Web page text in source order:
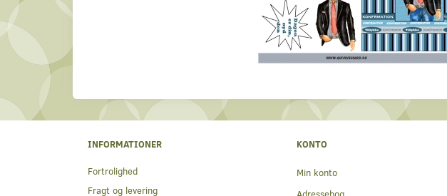
INFORMATIONER
Fortrolighed
Fragt og levering
KONTO
Min konto
Adressebog